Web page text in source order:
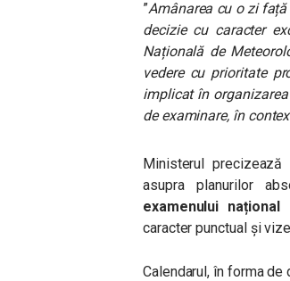
”Amânarea cu o zi
decizie cu caracter
Națională de
vedere cu prioritate
implicat în
de examinare, în
Ministerul
asupra planurilor
examenului
caracter punctual și
Calendarul, în forma